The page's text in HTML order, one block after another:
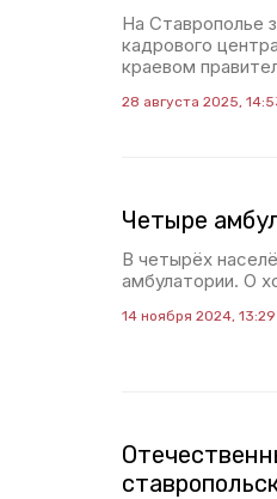
На Ставрополье
кадрового
краевом
28 августа 2025,
Четыре
В четырёх
амбулатории. О
14 ноября 2024, 13:29